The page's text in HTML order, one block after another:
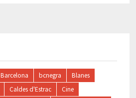
Barcelona bcnegra
Blanes
Caldes d'Estrac
Cine